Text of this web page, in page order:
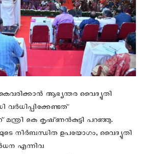
ആഭ്യന്തര വൈദ്യുതി
വർധിപ്പിക്കേണ്ടത്‌
കെ കൃഷ്‌ണൻകുട്ടി പറഞ്ഞു.
നിർബന്ധിത ഉപയോഗം, വൈദ്യുതി
എന്നിവ